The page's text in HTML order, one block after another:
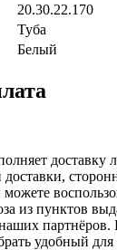
20.30.22.170
Туба
Белый
доставку
из пунктов
удобный